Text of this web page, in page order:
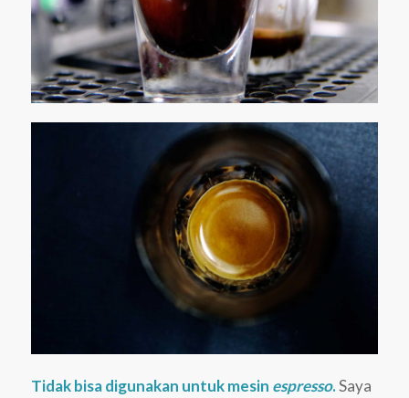
Tidak bisa digunakan untuk mesin espresso.Saya